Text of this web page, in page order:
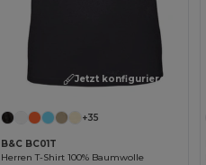
Jetzt konfigurieren!
+35
B&C BC01T
Herren T-Shirt 100% Baumwolle